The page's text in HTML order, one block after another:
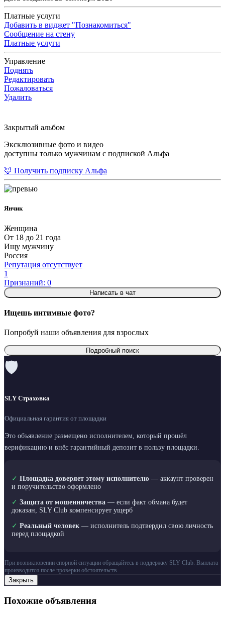
Платные услуги
Добавить в виджет "Познакомиться"
Сообщение на стену
Платные услуги
Управление
Поднять
Редактировать
Пожаловаться
Удалить
Закрытый альбом
Эксклюзивные фото и видео
доступны только мужчинам с подпиской Альфа
🦊 Получить подписку Альфа
Янчик
Женщина
От 18 до 21 года
Ищу мужчину
Россия
Репутация отсутствует
1
Признаний: 0
Написать в чат
Ищешь интимные фото?
Попробуй наши объявления для взрослых
Подробный поиск
🛡
SLY Страховка
Официальная гарантия от площадки
Это объявление размещено исполнителем, который прошёл
верификацию и внёс гарантийный депозит в пользу площадки.
✓ Площадка доверяет этому исполнителю — аккаунт проверен
и поручительство оформлено
✓ Защита от мошенничества — если факт обмана будет
доказан, SLY Club компенсирует ущерб
✓ Реальный человек — исполнитель подтвердил свою личность
перед площадкой
При возникновении спорной ситуации обращайтесь в поддержку SLY Club. Выплата
производится после проверки обстоятельств.
Закрыть
Похожие объявления